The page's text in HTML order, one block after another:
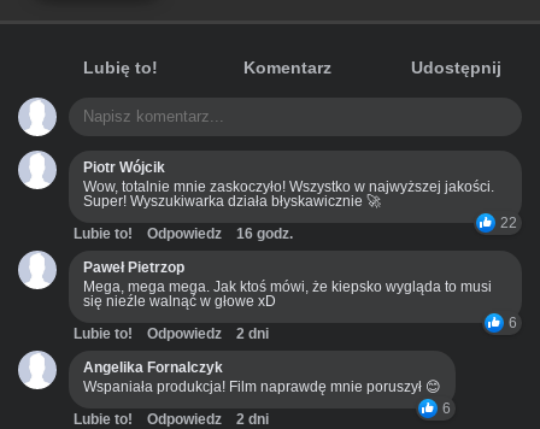
Lubię to! Komentarz Udostępnij
Piotr Wójcik
Wow, totalnie mnie zaskoczyło! Wszystko w najwyższej jakości.
Super! Wyszukiwarka działa błyskawicznie 🚀
22
Lubie to! Odpowiedz
16 godz.
Paweł Pietrzop
Mega, mega mega. Jak ktoś mówi, że kiepsko wygląda to musi
się nieźle walnąć w głowe xD
6
Lubie to! Odpowiedz
2 dni
Angelika Fornalczyk
Wspaniała produkcja! Film naprawdę mnie poruszył 😊
6
Lubie to! Odpowiedz
2 dni